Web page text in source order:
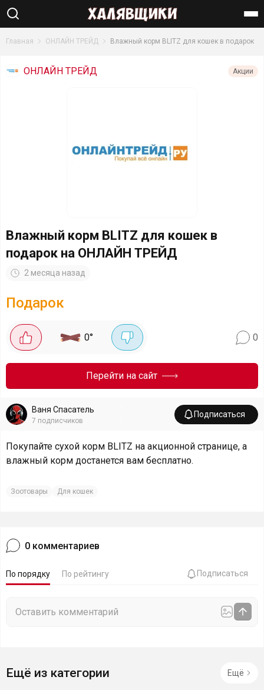
Найти
Главная ОНЛАЙН ТРЕЙД Влажный корм BLITZ для кошек в подарок
ОНЛАЙН ТРЕЙД Акции
Влажный корм BLITZ для кошек в
подарок на ОНЛАЙН ТРЕЙД
2 месяца назад
Подарок
0° 0
Перейти на сайт
Ваня Спасатель
7 подписчиков
Подписаться
Покупайте сухой корм BLITZ на акционной странице, а
влажный корм достанется вам бесплатно.
Зоотовары Для кошек
0 комментариев
По порядку По рейтингу Подписаться
Ещё из категории Ещё